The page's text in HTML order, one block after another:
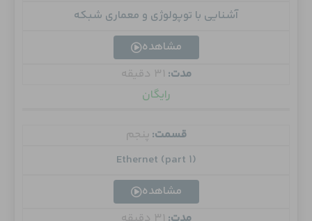
آشنایی با توپولوژی و معماری‌ شبکه
مشاهده
مدت: 31 دقیقه
رایگان
قسمت: پنجم
Ethernet (part 1)
مشاهده